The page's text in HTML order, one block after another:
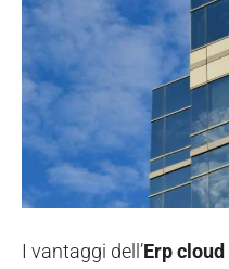
I vantaggi dell’Erp cloud